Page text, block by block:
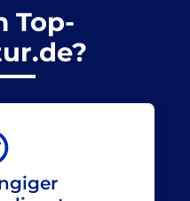
Top-